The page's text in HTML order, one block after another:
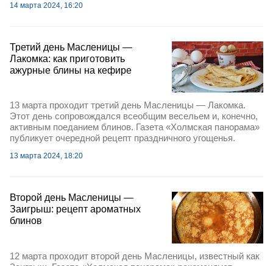
14 марта 2024, 16:20
Третий день Масленицы —
Лакомка: как приготовить
ажурные блины на кефире
13 марта проходит третий день Масленицы — Лакомка.
Этот день сопровождался всеобщим весельем и, конечно,
активным поеданием блинов. Газета «Холмская панорама»
публикует очередной рецепт праздничного угощенья.
13 марта 2024, 18:20
Второй день Масленицы —
Заигрыш: рецепт ароматных
блинов
12 марта проходит второй день Масленицы, известный как